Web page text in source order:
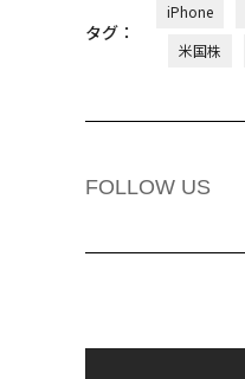
タグ：
iPhone
米国株
FOLLOW US